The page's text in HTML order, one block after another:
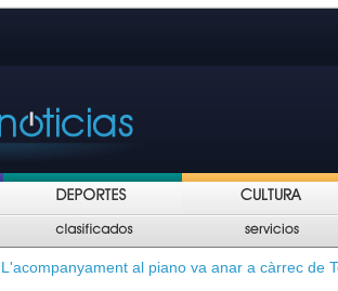
L'acompanyament al piano va anar a càrrec de